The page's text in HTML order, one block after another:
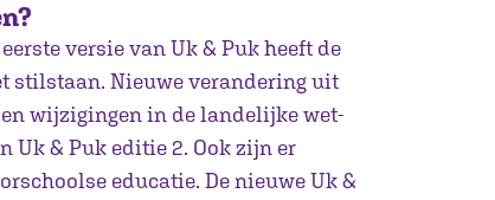
versie van Uk & Puk heeft de
stilstaan. Nieuwe verandering uit
wijzigingen in de landelijke wet-
Uk & Puk editie 2. Ook zijn er
educatie. De nieuwe Uk &